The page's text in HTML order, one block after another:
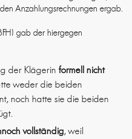
Anzahlungsrechnungen ergab.
gab der hiergegen
der Klägerinformell nicht
weder die beiden
noch hatte sie die beiden
vollständig, weil